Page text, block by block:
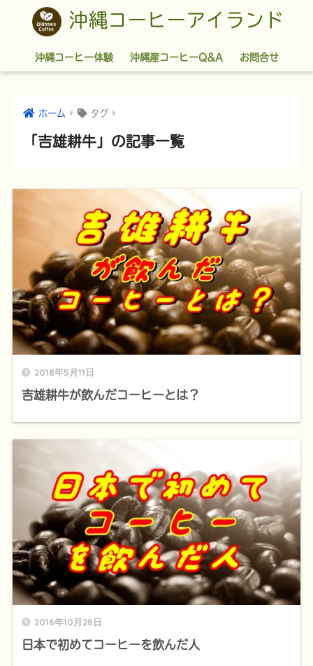
沖縄コーヒーアイランド
沖縄コーヒー体験 沖縄産コーヒーQ&A お問合せ
ホーム タグ
「吉雄耕牛」の記事一覧
2018年5月11日
吉雄耕牛が飲んだコーヒーとは？
2016年10月28日
日本で初めてコーヒーを飲んだ人